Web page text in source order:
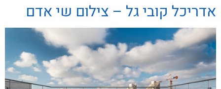
אדריכל קובי גל – צילום שי אדם